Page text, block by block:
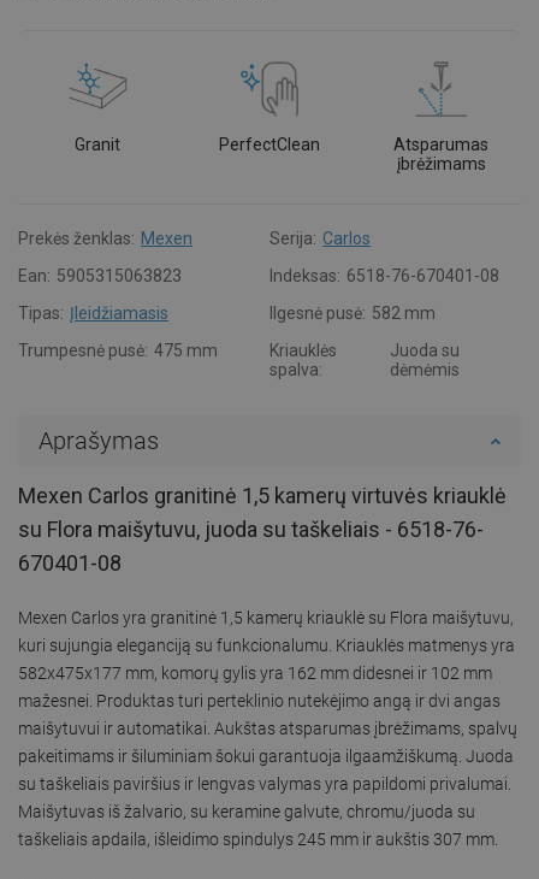
Granit PerfectClean
Atsparumas
įbrėžimams
Prekės ženklas: Mexen Serija: Carlos
Ean: 5905315063823 Indeksas: 6518-76-670401-08
Tipas: Įleidžiamasis Ilgesnė pusė: 582 mm
Trumpesnė pusė: 475 mm
Kriauklės
spalva:
Juoda su
dėmėmis
Aprašymas
Mexen Carlos granitinė 1,5 kamerų virtuvės kriauklė
su Flora maišytuvu, juoda su taškeliais - 6518-76-
670401-08
Mexen Carlos yra granitinė 1,5 kamerų kriauklė su Flora maišytuvu,
kuri sujungia eleganciją su funkcionalumu. Kriauklės matmenys yra
582x475x177 mm, komorų gylis yra 162 mm didesnei ir 102 mm
mažesnei. Produktas turi perteklinio nutekėjimo angą ir dvi angas
maišytuvui ir automatikai. Aukštas atsparumas įbrėžimams, spalvų
pakeitimams ir šiluminiam šokui garantuoja ilgaamžiškumą. Juoda
su taškeliais paviršius ir lengvas valymas yra papildomi privalumai.
Maišytuvas iš žalvario, su keramine galvute, chromu/juoda su
taškeliais apdaila, išleidimo spindulys 245 mm ir aukštis 307 mm.